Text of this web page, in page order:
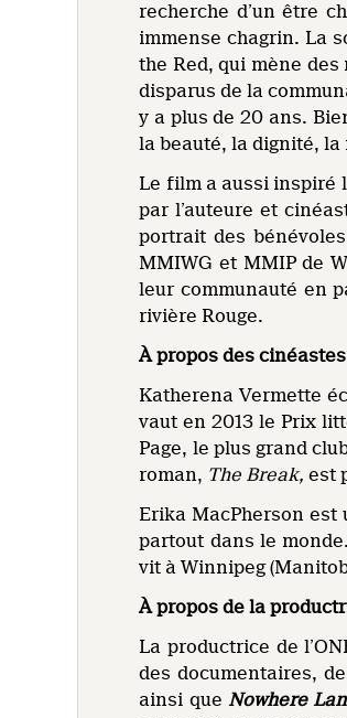
recherche d’un être
immense chagrin. La
the Red, qui mène
disparus de la
y a plus de 20 ans.
la beauté, la dignité, la
Le film a aussi inspiré
par l’auteure et
portrait des
MMIWG et MMIP de
leur communauté en
rivière Rouge.
À propos des cinéastes
Katherena Vermette
vaut en 2013 le Prix
Page, le plus grand
roman, The Break, est
Erika MacPherson
partout dans le
vit à Winnipeg
À propos de la
La productrice de
des documentaires,
ainsi que Nowhere